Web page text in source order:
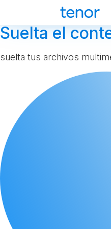
Suelta el
suelta tus archivos